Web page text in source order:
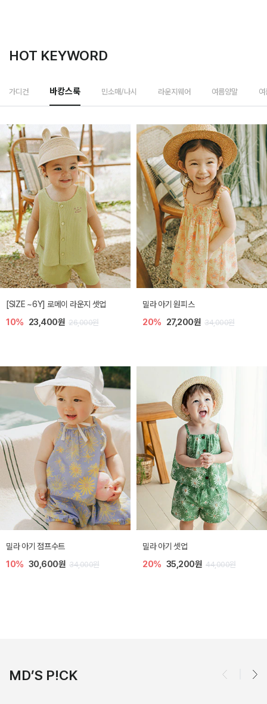
HOT KEYWORD
가디건 바캉스룩 민소매/나시 라운지웨어 여름양말
엘리오 아기 블라우스
20% 21,600원 27,000원
엘로디 니트 아기 뷔스티에
20% 21,600원 27,000원
토닉 아기 민소매 티셔츠
20% 11,200원 14,000원
베티 니트 아기 민소매 티셔츠
10% 24,300원 27,000원
MD’S P!CK